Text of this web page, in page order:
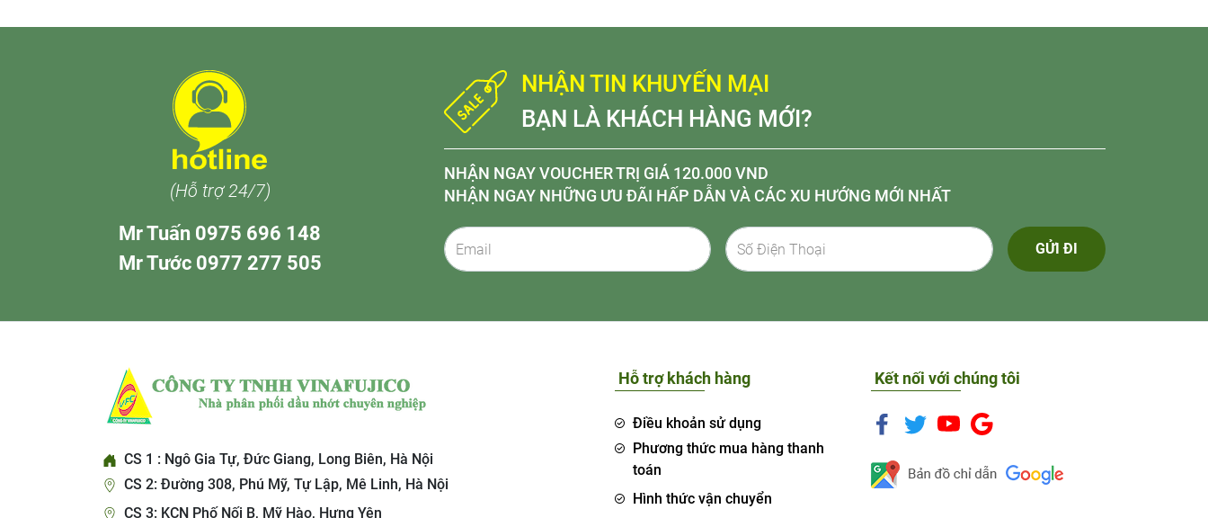
(Hỗ trợ 24/7)
Mr Tuấn 0975 696 148
Mr Tước 0977 277 505
NHẬN TIN KHUYẾN MẠI
BẠN LÀ KHÁCH HÀNG MỚI?
NHẬN NGAY VOUCHER TRỊ GIÁ 120.000 VND
NHẬN NGAY NHỮNG ƯU ĐÃI HẤP DẪN VÀ CÁC XU HƯỚNG MỚI NHẤT
GỬI ĐI
CS 1 : Ngô Gia Tự, Đức Giang, Long Biên, Hà Nội
CS 2: Đường 308, Phú Mỹ, Tự Lập, Mê Linh, Hà Nội
CS 3: KCN Phố Nối B, Mỹ Hào, Hưng Yên
Hỗ trợ khách hàng
Điều khoản sử dụng
Phương thức mua hàng thanh
toán
Hình thức vận chuyển
Kết nối với chúng tôi